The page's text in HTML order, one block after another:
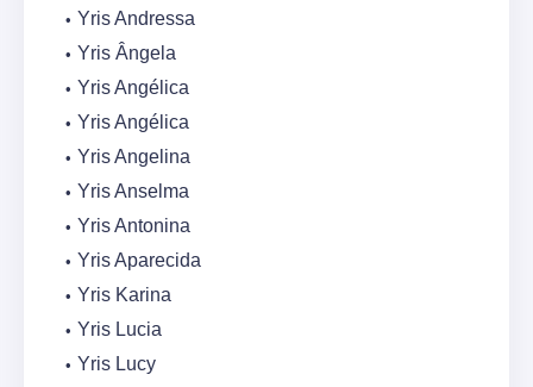
Yris Andressa
Yris Ângela
Yris Angélica
Yris Angélica
Yris Angelina
Yris Anselma
Yris Antonina
Yris Aparecida
Yris Karina
Yris Lucia
Yris Lucy